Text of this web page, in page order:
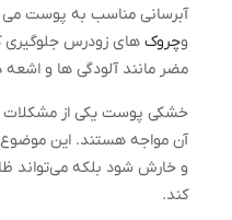
آبرسانی مناسب به پوست می
‌وچروک‌ های زودرس جلوگیری
مضر مانند آلودگی‌ ها و
خشکی پوست یکی از مشکلات
آن مواجه هستند. این
و خارش شود بلکه می‌تواند
کند.